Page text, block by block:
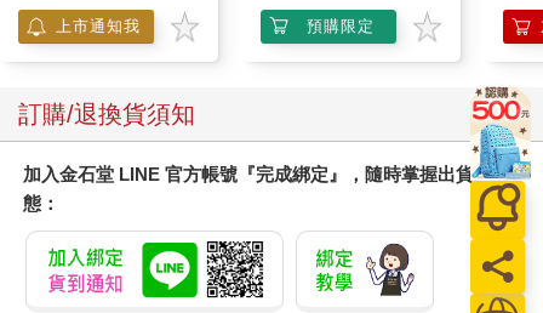
上市通知我 預購限定
訂購/退換貨須知
加入金石堂 LINE 官方帳號『完成綁定』，隨時掌握出貨動
態：